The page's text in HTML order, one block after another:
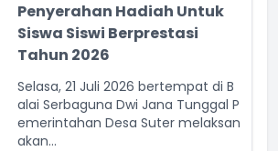
Penyerahan Hadiah Untuk
Siswa Siswi Berprestasi
Tahun 2026
Selasa, 21 Juli 2026 bertempat di B
alai Serbaguna Dwi Jana Tunggal P
emerintahan Desa Suter melaksan
akan...